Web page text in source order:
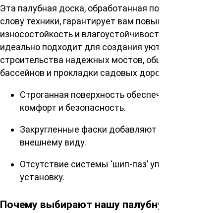
Эта палубная доска, обработанная по последнему
слову техники, гарантирует вам повышенную
износостойкость и влагоустойчивость. Она
идеально подходит для создания уютной веранды,
строительства надежных мостов, обшивки вокруг
бассейнов и прокладки садовых дорожек.
Строганная поверхность обеспечивает
комфорт и безопасность.
Закругленные фаски добавляют эстетичности
внешнему виду.
Отсутствие системы ‘шип-паз’ упрощает
установку.
Почему выбирают нашу палубную доску?